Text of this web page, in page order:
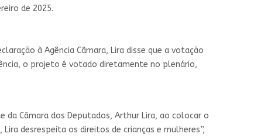
de 2025.
à Agência Câmara, Lira disse que a votação
o projeto é votado diretamente no plenário,
da Câmara dos Deputados, Arthur Lira, ao colocar o
desrespeita os direitos de crianças e mulheres”,